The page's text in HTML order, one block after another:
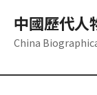
中國歷代人
China